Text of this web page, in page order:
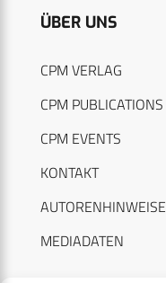
ÜBER UNS
CPM VERLAG
CPM PUBLICATIONS
CPM EVENTS
KONTAKT
AUTORENHINWEISE
MEDIADATEN